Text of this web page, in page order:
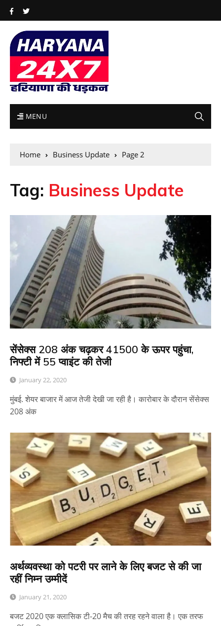
MENU
Home Business Update Page 2
Tag: Business Update
सेंसेक्स 208 अंक चढ़कर 41500 के ऊपर पहुंचा,
निफ्टी में 55 प्वाइंट की तेजी
January 22, 2020
मुंबई. शेयर बाजार में आज तेजी देखी जा रही है। कारोबार के दौरान सेंसेक्स
208 अंक
अर्थव्यवस्था को पटरी पर लाने के लिए बजट से की जा
रहीं निम्न उम्मीदें
January 21, 2020
बजट 2020 एक क्लासिक टी-20 मैच की तरह रहने वाला है। एक तरफ